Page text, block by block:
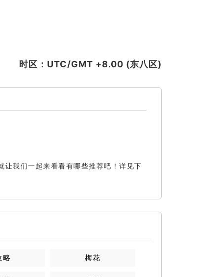
时区：UTC/GMT +8.00 (东八区)
让我们一起来看看有哪些推荐吧！详见下
略 梅花